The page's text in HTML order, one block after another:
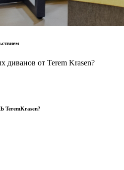
диванов от Terem Krasen?